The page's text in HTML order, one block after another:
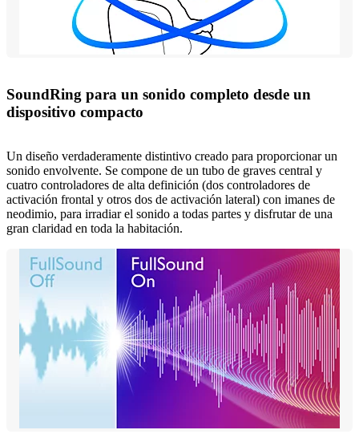
SoundRing para un sonido completo desde un
dispositivo compacto
Un diseño verdaderamente distintivo creado para proporcionar un
sonido envolvente. Se compone de un tubo de graves central y
cuatro controladores de alta definición (dos controladores de
activación frontal y otros dos de activación lateral) con imanes de
neodimio, para irradiar el sonido a todas partes y disfrutar de una
gran claridad en toda la habitación.